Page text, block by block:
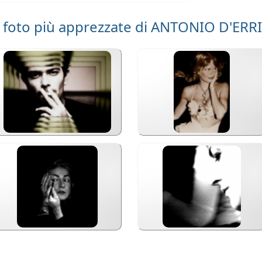
più apprezzate di ANTONIO